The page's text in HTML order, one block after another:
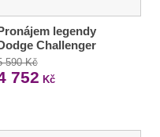
legendy
Challenger
590 Kč
752 Kč